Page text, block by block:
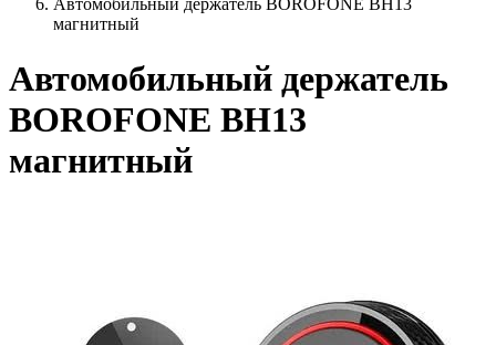
Автомобильный держатель BOROFONE BH13
магнитный
Автомобильный держатель
BOROFONE BH13
магнитный